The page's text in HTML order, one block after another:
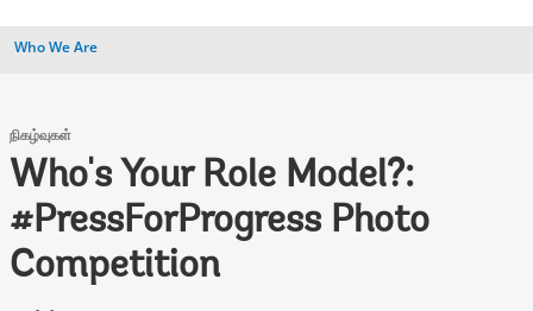
Who We Are
நிகழ்வுகள்
Who's Your Role Model?:
#PressForProgress Photo
Competition